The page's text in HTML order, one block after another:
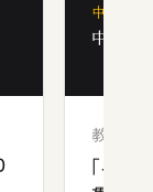
中学受験
中学受
教育
「早